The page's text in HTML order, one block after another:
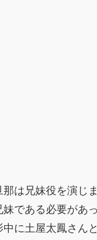
は兄妹役を演じ
妹である必要があ
に土屋太鳳さん